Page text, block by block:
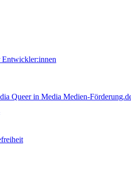
Entwickler:innen
Queer in Media Medien-